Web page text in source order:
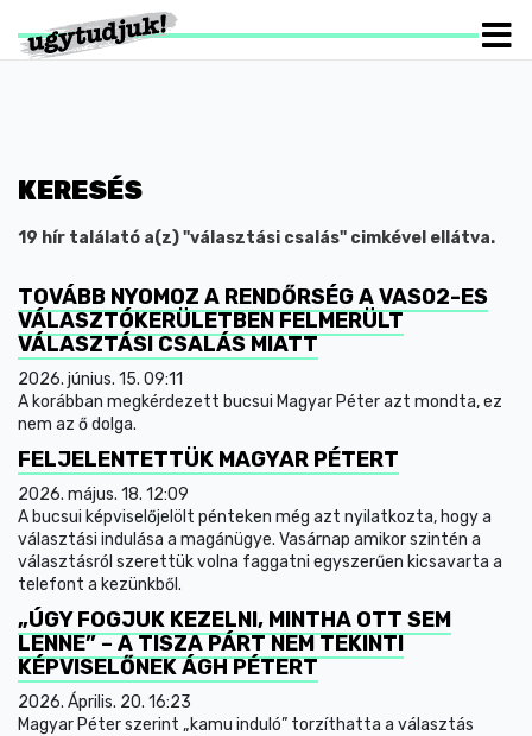
KERESÉS
19 hír találató a(z) "választási csalás" cimkével ellátva.
TOVÁBB NYOMOZ A RENDŐRSÉG A VAS02-ES
VÁLASZTÓKERÜLETBEN FELMERÜLT
VÁLASZTÁSI CSALÁS MIATT
2026. június. 15. 09:11
A korábban megkérdezett bucsui Magyar Péter azt mondta, ez
nem az ő dolga.
FELJELENTETTÜK MAGYAR PÉTERT
2026. május. 18. 12:09
A bucsui képviselőjelölt pénteken még azt nyilatkozta, hogy a
választási indulása a magánügye. Vasárnap amikor szintén a
választásról szerettük volna faggatni egyszerűen kicsavarta a
telefont a kezünkből.
„ÚGY FOGJUK KEZELNI, MINTHA OTT SEM
LENNE” – A TISZA PÁRT NEM TEKINTI
KÉPVISELŐNEK ÁGH PÉTERT
2026. Április. 20. 16:23
Magyar Péter szerint „kamu induló” torzíthatta a választás